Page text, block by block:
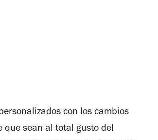
con los cambios
sean al total gusto del